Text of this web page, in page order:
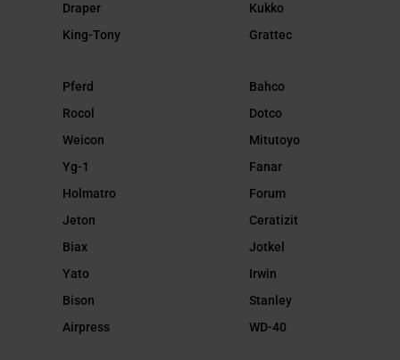
Draper
King-Tony
Kukko
Grattec
Pferd
Rocol
Weicon
Yg-1
Holmatro
Jeton
Biax
Yato
Bison
Airpress
Bahco
Dotco
Mitutoyo
Fanar
Forum
Ceratizit
Jotkel
Irwin
Stanley
WD-40